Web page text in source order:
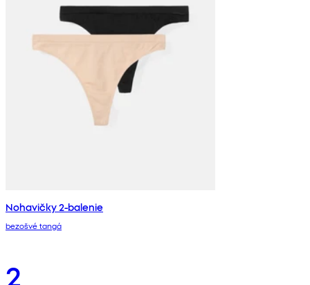
Nohavičky 2-balenie
bezošvé tangá
2